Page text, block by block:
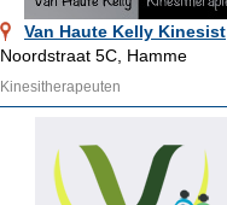
Van Haute Kelly Kinesist
Noordstraat 5C, Hamme
Kinesitherapeuten